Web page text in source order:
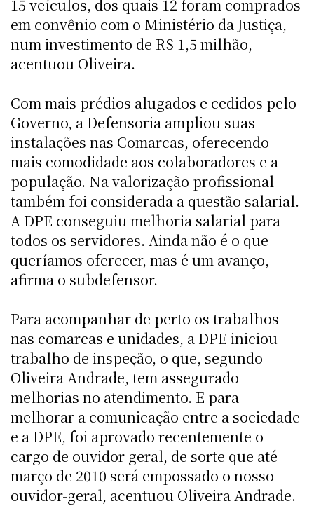
15 veículos, dos quais 12 foram comprados
em convênio com o Ministério da Justiça,
num investimento de R$ 1,5 milhão,
acentuou Oliveira.
Com mais prédios alugados e cedidos pelo
Governo, a Defensoria ampliou suas
instalações nas Comarcas, oferecendo
mais comodidade aos colaboradores e a
população. Na valorização profissional
também foi considerada a questão salarial.
A DPE conseguiu melhoria salarial para
todos os servidores. Ainda não é o que
queríamos oferecer, mas é um avanço,
afirma o subdefensor.
Para acompanhar de perto os trabalhos
nas comarcas e unidades, a DPE iniciou
trabalho de inspeção, o que, segundo
Oliveira Andrade, tem assegurado
melhorias no atendimento. E para
melhorar a comunicação entre a sociedade
e a DPE, foi aprovado recentemente o
cargo de ouvidor geral, de sorte que até
março de 2010 será empossado o nosso
ouvidor-geral, acentuou Oliveira Andrade.